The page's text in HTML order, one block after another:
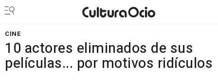
CINE
10 actores eliminados de sus
películas... por motivos ridículos